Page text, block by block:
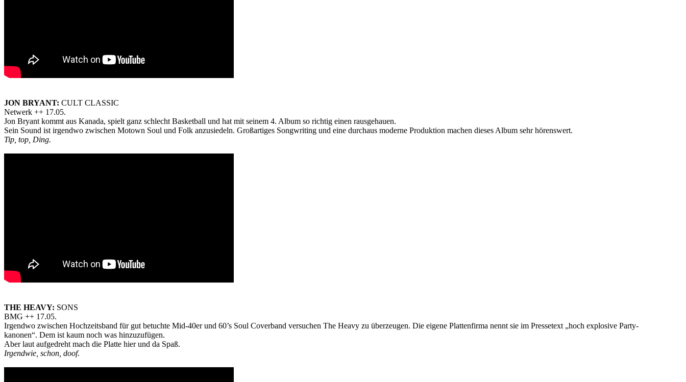
JON BRYANT: CULT CLASSIC
Netwerk ++ 17.05.
Jon Bryant kommt aus Kanada, spielt ganz schlecht Basketball und hat mit seinem 4. Album so richtig einen rausgehauen.
Sein Sound ist irgendwo zwischen Motown Soul und Folk anzusiedeln. Großartiges Songwriting und eine durchaus moderne Produktion machen dieses Album sehr hörenswert.
Tip, top, Ding.
THE HEAVY: SONS
BMG ++ 17.05.
Irgendwo zwischen Hochzeitsband für gut betuchte Mid-40er und 60’s Soul Coverband versuchen The Heavy zu überzeugen. Die eigene Plattenfirma nennt sie im Pressetext „hoch explosive Party-
kanonen“. Dem ist kaum noch was hinzuzufügen.
Aber laut aufgedreht mach die Platte hier und da Spaß.
Irgendwie, schon, doof.